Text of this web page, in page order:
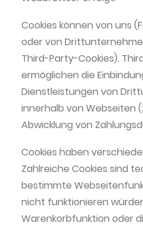
Cookies können von uns
oder von
Third-Party-Cookies).
ermöglichen die
Dienstleistungen von
innerhalb von Webseiten
Abwicklung von
Cookies haben
Zahlreiche Cookies sind
bestimmte
nicht funktionieren
Warenkorbfunktion oder